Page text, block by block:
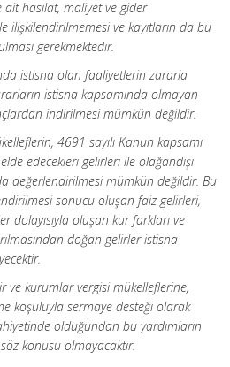
hasılat, maliyet ve gider
ilişkilendirilmemesi ve kayıtların da bu
gerekmektedir.
istisna olan faaliyetlerin zararla
istisna kapsamında olmayan
indirilmesi mümkün değildir.
4691 sayılı Kanun kapsamı
edecekleri gelirleri ile olağandışı
değerlendirilmesi mümkün değildir. Bu
sonucu oluşan faiz gelirleri,
dolayısıyla oluşan kur farkları ve
doğan gelirler istisna
ve kurumlar vergisi mükelleflerine,
koşuluyla sermaye desteği olarak
olduğundan bu yardımların
konusu olmayacaktır.